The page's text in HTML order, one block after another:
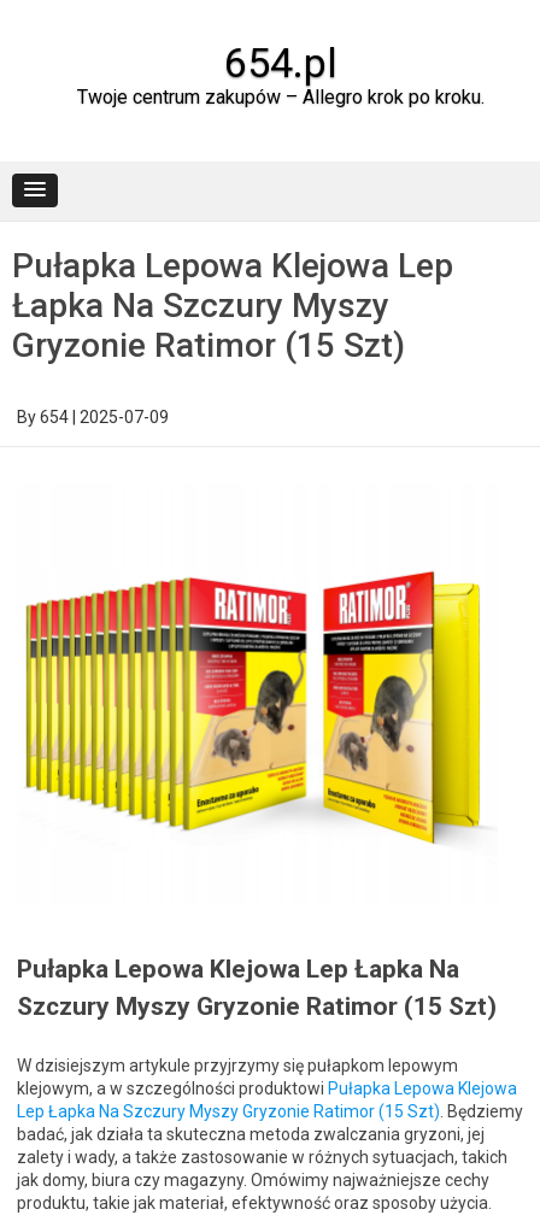
654.pl
Twoje centrum zakupów – Allegro krok po kroku.
Pułapka Lepowa Klejowa Lep
Łapka Na Szczury Myszy
Gryzonie Ratimor (15 Szt)
By654 2025-07-09
Pułapka Lepowa Klejowa Lep Łapka Na
Szczury Myszy Gryzonie Ratimor (15 Szt)
W dzisiejszym artykule przyjrzymy się pułapkom lepowym
klejowym, a w szczególności produktowi Pułapka Lepowa Klejowa
Lep Łapka Na Szczury Myszy Gryzonie Ratimor (15 Szt) . Będziemy
badać, jak działa ta skuteczna metoda zwalczania gryzoni, jej
zalety i wady, a także zastosowanie w różnych sytuacjach, takich
jak domy, biura czy magazyny. Omówimy najważniejsze cechy
produktu, takie jak materiał, efektywność oraz sposoby użycia.